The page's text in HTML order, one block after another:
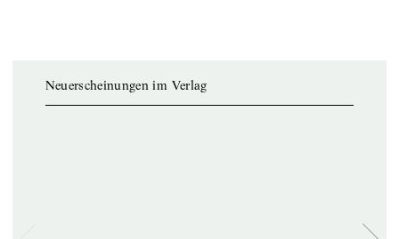
Neuerscheinungen im Verlag